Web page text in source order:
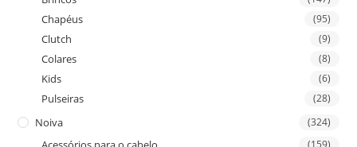
Chapéus (95)
Clutch (9)
Colares (8)
Kids (6)
Pulseiras (28)
Noiva (324)